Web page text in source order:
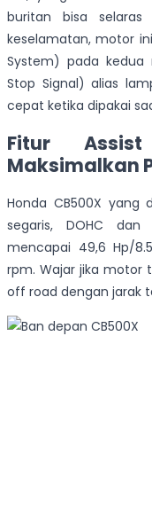
buritan bisa
keselamatan, motor
System) pada kedua
Stop Signal) alias
cepat ketika dipakai
Fitur
Maksimalkan
Honda CB500X yang
segaris, DOHC
mencapai 49,6 Hp/
rpm. Wajar jika motor
off road dengan jarak